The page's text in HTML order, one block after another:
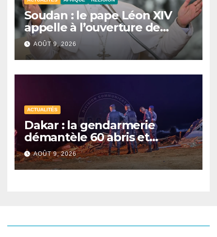
Soudan : le pape Léon XIV
appelle à l’ouverture de
couloirs humanitaires
AOÛT 9, 2026
ACTUALITÉS
Dakar : la gendarmerie
démantèle 60 abris et
interpelle 27 personnes
AOÛT 9, 2026